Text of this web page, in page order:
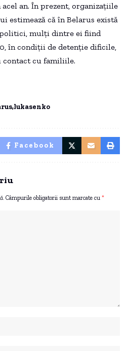
an. În prezent, organizațiile
estimează că în Belarus există
mulți dintre ei fiind
în condiții de detenție dificile,
contact cu familiile.
lukasenko
Facebook
Câmpurile obligatorii sunt marcate cu *